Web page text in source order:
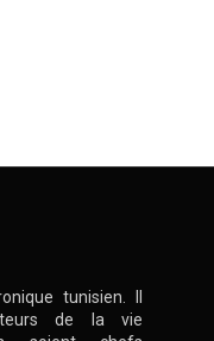
tunisien. Il
de la vie